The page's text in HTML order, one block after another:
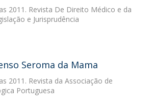
2011. Revista De Direito Médico e da
e Jurisprudência
Seroma da Mama
2011. Revista da Associação de
Portuguesa